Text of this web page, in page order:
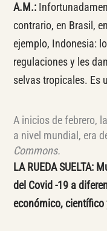
A.M.:
contrario, en Brasil,
ejemplo, Indonesia:
regulaciones y les
selvas tropicales. Es
A inicios de febrero,
a nivel mundial, era
Commons.
LA RUEDA SUELTA:
del Covid -19 a
económico,